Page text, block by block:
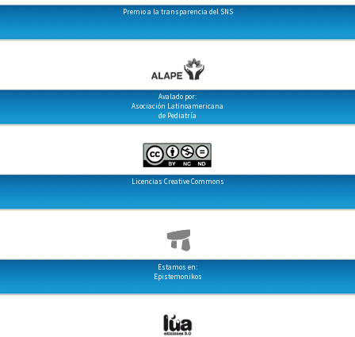
Premio a la transparencia del SNS
Avalado por:
Asociación Latinoamericana
de Pediatría
Licencias Creative Commons
Estamos en:
Epistemonikos